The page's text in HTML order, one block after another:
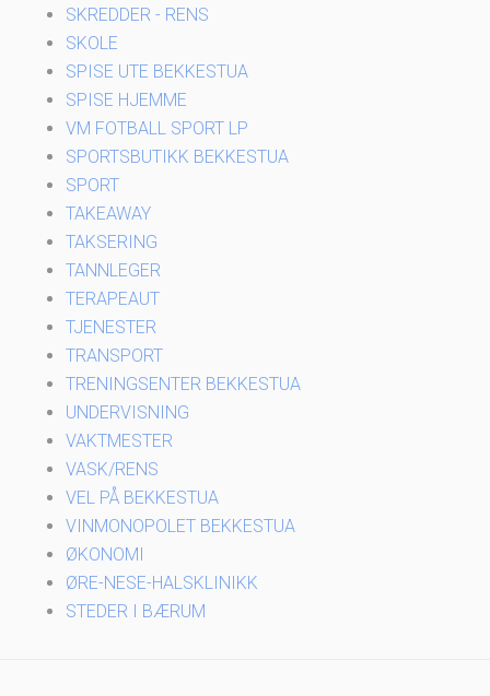
SKREDDER - RENS
SKOLE
SPISE UTE BEKKESTUA
SPISE HJEMME
VM FOTBALL SPORT LP
SPORTSBUTIKK BEKKESTUA
SPORT
TAKEAWAY
TAKSERING
TANNLEGER
TERAPEAUT
TJENESTER
TRANSPORT
TRENINGSENTER BEKKESTUA
UNDERVISNING
VAKTMESTER
VASK/RENS
VEL PÅ BEKKESTUA
VINMONOPOLET BEKKESTUA
ØKONOMI
ØRE-NESE-HALSKLINIKK
STEDER I BÆRUM